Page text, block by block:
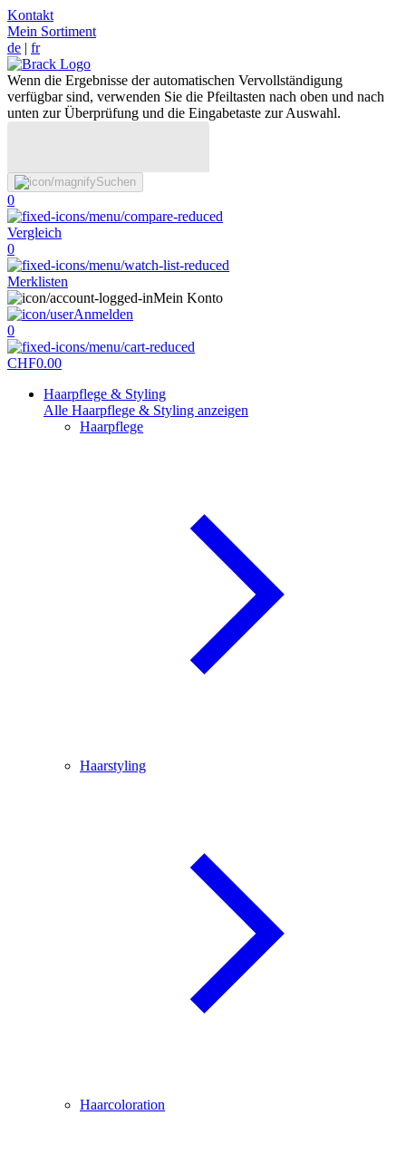
Kontakt
Mein Sortiment
de | fr
Wenn die Ergebnisse der automatischen Vervollständigung
verfügbar sind, verwenden Sie die Pfeiltasten nach oben und nach
unten zur Überprüfung und die Eingabetaste zur Auswahl.
Suchen
0
Vergleich
0
Merklisten
Mein Konto
Anmelden
0
CHF0.00
Haarpflege & Styling
Alle Haarpflege & Styling anzeigen
Haarpflege
Haarstyling
Haarcoloration